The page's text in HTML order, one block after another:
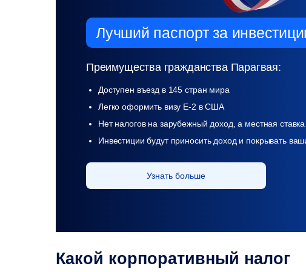
Лучший паспортза
Преимущества гражданства Парагвая:
Доступен въезд в 145 стран мира
Легко оформить визу Е-2 в США
Нет налогов на зарубежный доход, а местная
Инвестиции будут приносить доход и покрывать
Узнать больше
Какой корпоративный налог